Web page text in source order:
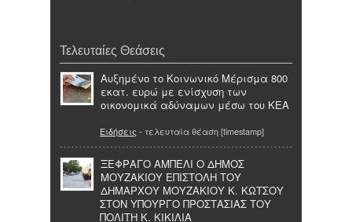
Τελευταίες Θεάσεις
Aυξημένο το Κοινωνικό Μέρισμα 800
εκατ. ευρώ με ενίσχυση των
οικονομικά αδύναμων μέσω του ΚΕΑ
Ειδήσεις - τελευταία θέαση [timestamp]
ΞΕΦΡΑΓΟ ΑΜΠΕΛΙ Ο ΔΗΜΟΣ
ΜΟΥΖΑΚΙΟΥ ΕΠΙΣΤΟΛΗ ΤΟΥ
ΔΗΜΑΡΧΟΥ ΜΟΥΖΑΚΙΟΥ Κ. ΚΩΤΣΟΥ
ΣΤΟΝ ΥΠΟΥΡΓΟ ΠΡΟΣΤΑΣΙΑΣ ΤΟΥ
ΠΟΛΙΤΗ Κ. ΚΙΚΙΛΙΑ